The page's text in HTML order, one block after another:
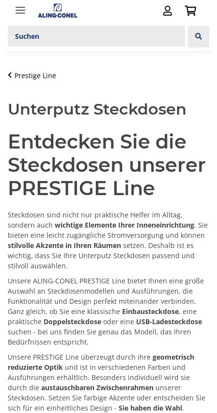
Prestige Line
Unterputz Steckdosen
Entdecken Sie die
Steckdosen unserer
PRESTIGE Line
Steckdosen sind nicht nur praktische Helfer im Alltag,
sondern auch wichtige Elemente Ihrer Inneneinrichtung. Sie
bieten eine leicht zugängliche Stromversorgung und können
stilvolle Akzente in Ihren Räumen setzen. Deshalb ist es
wichtig, dass Sie Ihre Unterputz Steckdosen passend und
stilvoll auswählen.
Unsere ALING-CONEL PRESTIGE Line bietet Ihnen eine große
Auswahl an Steckdosenmodellen und Ausführungen, die
Funktionalität und Design perfekt miteinander verbinden.
Ganz gleich, ob Sie eine klassische Einbausteckdose, eine
praktische Doppelsteckdose oder eine USB-Ladesteckdose
suchen - bei uns finden Sie genau das Modell, das Ihren
Bedürfnissen entspricht.
Unsere PRESTIGE Line überzeugt durch ihre geometrisch
reduzierte Optik und ist in verschiedenen Farben und
Ausführungen erhältlich. Besonders individuell wird sie
durch die austauschbaren Zwischenrahmen unserer
Steckdosen. Setzen Sie farbige Akzente oder entscheiden Sie
sich für ein einheitliches Design - Sie haben die Wahl.